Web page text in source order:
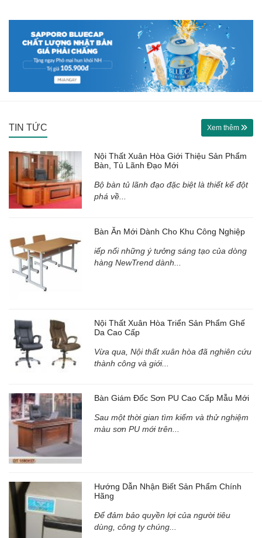
TIN TỨC Xem thêm
Nội Thất Xuân Hòa Giới Thiệu Sản Phẩm
Bàn, Tủ Lãnh Đạo Mới
Bộ bàn tủ lãnh đạo đặc biệt là thiết kế đột
phá về...
Bàn Ăn Mới Dành Cho Khu Công Nghiệp
iếp nối những ý tưởng sáng tạo của dòng
hàng NewTrend dành...
Nội Thất Xuân Hòa Triển Sản Phẩm Ghế
Da Cao Cấp
Vừa qua, Nội thất xuân hòa đã nghiên cứu
thành công và giới...
Bàn Giám Đốc Sơn PU Cao Cấp Mẫu Mới
Sau một thời gian tìm kiếm và thử nghiệm
màu sơn PU mới trên...
Hướng Dẫn Nhận Biết Sản Phẩm Chính
Hãng
Để đảm bảo quyền lợi của người tiêu
dùng, công ty chúng...